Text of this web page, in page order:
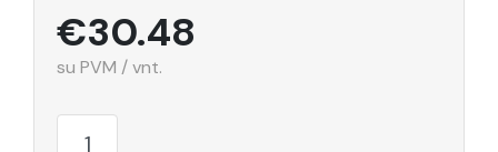
€30.48
su PVM / vnt.